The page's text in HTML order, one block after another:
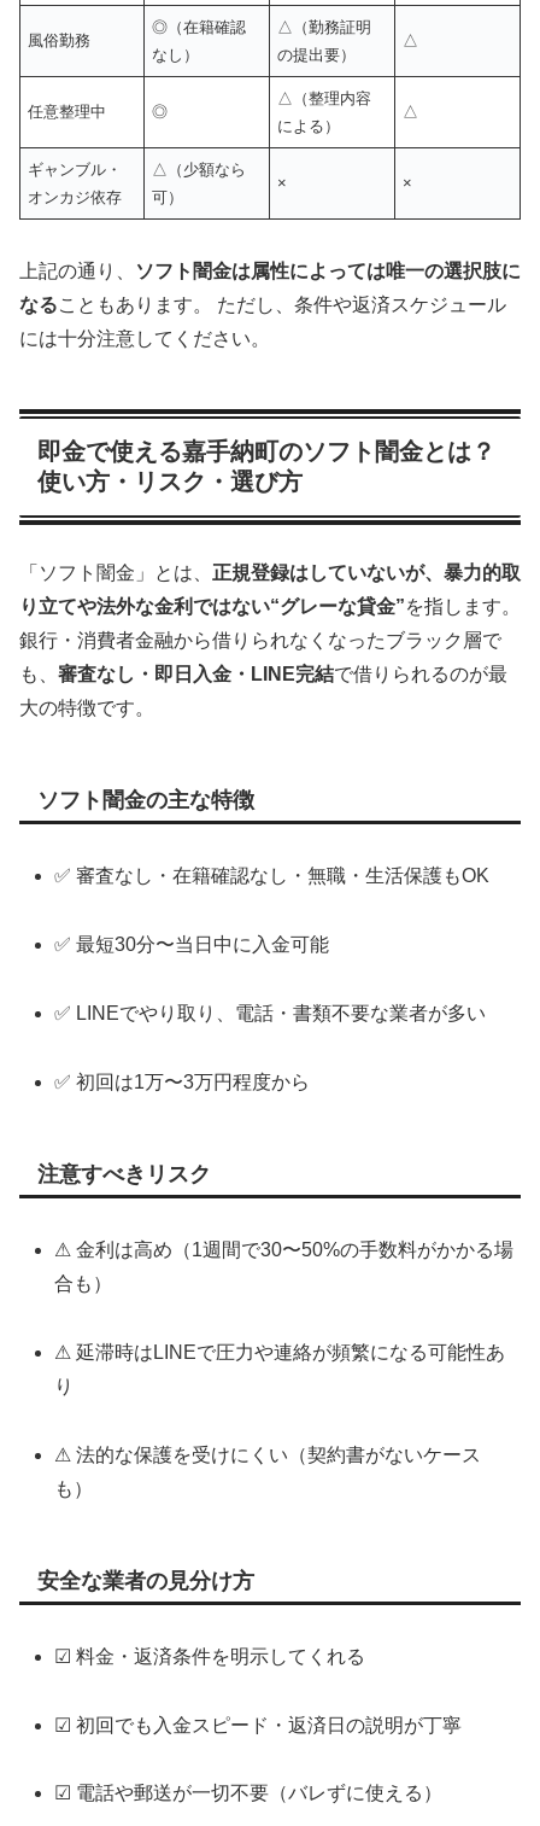
風俗勤務
◎（在籍確認
なし）
△（勤務証明
の提出要）
△
任意整理中 ◎
△（整理内容
による）
△
ギャンブル・
オンカジ依存
△（少額なら
可）
× ×
上記の通り、
ソフト闇金は属性によっては唯一の選択肢に
なることもあります。 ただし、条件や返済スケジュール
には十分注意してください。
即金で使える嘉手納町のソフト闇金とは？
使い方・リスク・選び方
「ソフト闇金」とは、 正規登録はしていないが、暴力的取
り立てや法外な金利ではない“グレーな貸金”を指します。
銀行・消費者金融から借りられなくなったブラック層で
も、 審査なし・即日入金・LINE完結で借りられるのが最
大の特徴です。
ソフト闇金の主な特徴
✅ 審査なし・在籍確認なし・無職・生活保護もOK
✅ 最短30分〜当日中に入金可能
✅ LINEでやり取り、電話・書類不要な業者が多い
✅ 初回は1万〜3万円程度から
注意すべきリスク
⚠ 金利は高め（1週間で30〜50%の手数料がかかる場
合も）
⚠ 延滞時はLINEで圧力や連絡が頻繁になる可能性あ
り
⚠ 法的な保護を受けにくい（契約書がないケース
も）
安全な業者の見分け方
☑ 料金・返済条件を明示してくれる
☑ 初回でも入金スピード・返済日の説明が丁寧
☑ 電話や郵送が一切不要（バレずに使える）